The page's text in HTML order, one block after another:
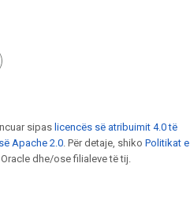
sipas licencës së atribuimit 4.0 të
Apache 2.0 . Për detaje, shiko Politikat e
dhe/ose filialeve të tij.